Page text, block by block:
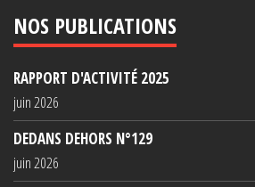
NOS PUBLICATIONS
RAPPORT D'ACTIVITÉ 2025
juin 2026
DEDANS DEHORS N°129
juin 2026